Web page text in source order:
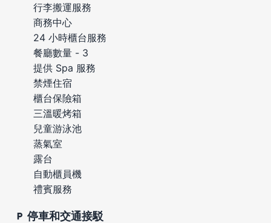
行李搬運服務
商務中心
24 小時櫃台服務
餐廳數量 - 3
提供 Spa 服務
禁煙住宿
櫃台保險箱
三溫暖烤箱
兒童游泳池
蒸氣室
露台
自動櫃員機
禮賓服務
停車和交通接駁